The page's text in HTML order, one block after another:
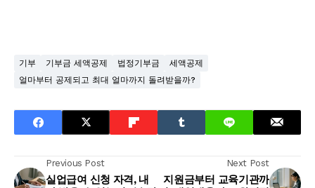
기부 기부금 세액공제 법정기부금
세액공제
얼마부터 공제되고 최대 얼마까지 돌려받을까?
Previous Post
실업급여 신청 자격, 내
Next Post
지원금부터 교육기관까